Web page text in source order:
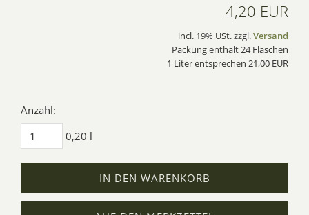
4,20 EUR
incl. 19% USt. zzgl.Versand
Packung enthält 24 Flaschen
1 Liter entsprechen 21,00 EUR
Anzahl:
0,20 l
IN DEN WARENKORB